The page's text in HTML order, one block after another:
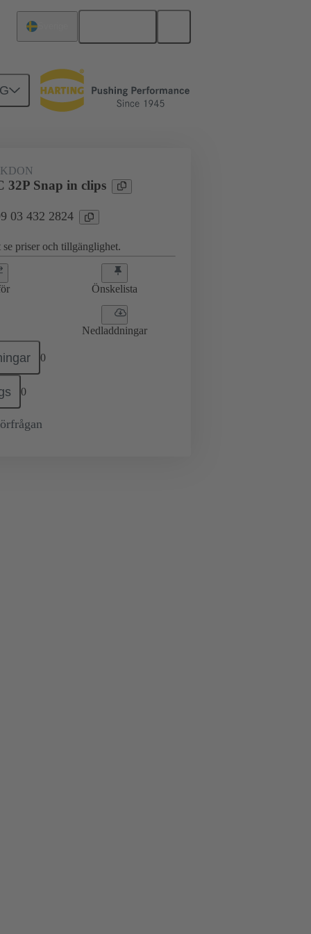
till dotterkort 09 03 432 2824
32P Snap in clips
03 432 2824
priser och tillgänglighet.
Önskelista
Nedladdningar
0
0